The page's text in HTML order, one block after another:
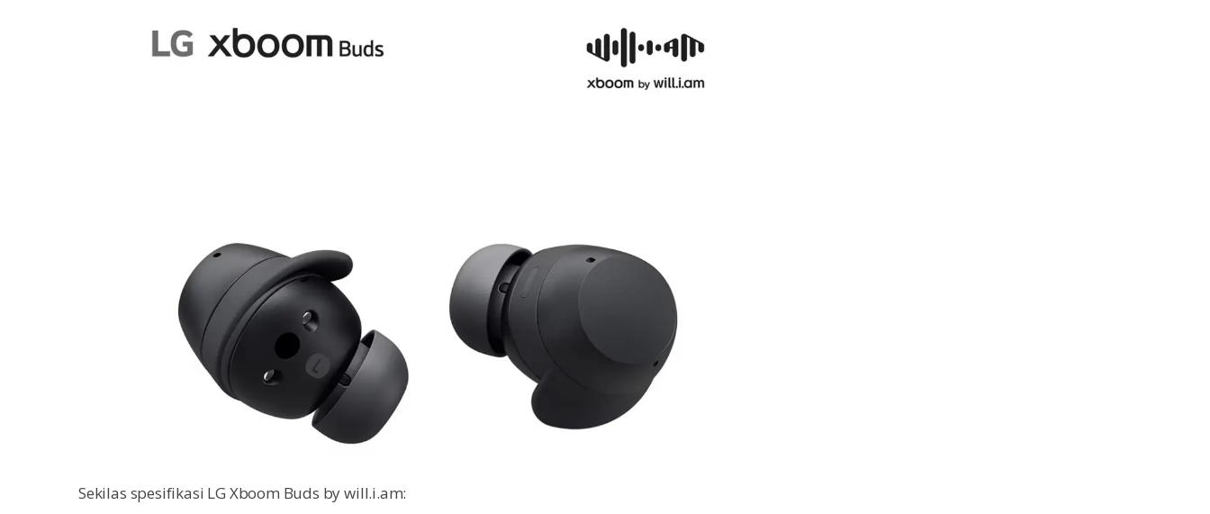
Sekilas spesifikasi LG Xboom Buds by will.i.am: